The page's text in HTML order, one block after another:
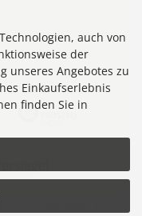
auch von
der
unseres Angebotes zu
Einkaufserlebnis
finden Sie in